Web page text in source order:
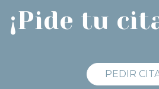
¡Pide tu
PEDIR